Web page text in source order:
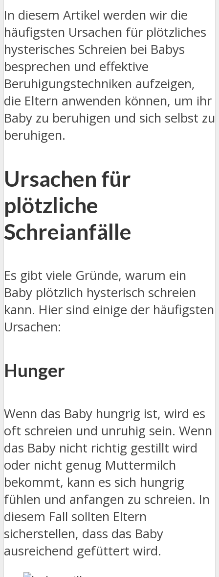
In diesem Artikel werden wir die
häufigsten Ursachen für plötzliches
hysterisches Schreien bei Babys
besprechen und effektive
Beruhigungstechniken aufzeigen,
die Eltern anwenden können, um ihr
Baby zu beruhigen und sich selbst zu
beruhigen.
Ursachen für
plötzliche
Schreianfälle
Es gibt viele Gründe, warum ein
Baby plötzlich hysterisch schreien
kann. Hier sind einige der häufigsten
Ursachen:
Hunger
Wenn das Baby hungrig ist, wird es
oft schreien und unruhig sein. Wenn
das Baby nicht richtig gestillt wird
oder nicht genug Muttermilch
bekommt, kann es sich hungrig
fühlen und anfangen zu schreien. In
diesem Fall sollten Eltern
sicherstellen, dass das Baby
ausreichend gefüttert wird.